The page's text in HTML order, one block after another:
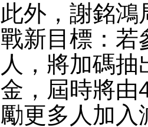
此外，謝銘鴻
戰新目標：若
人，將加碼
金，屆時將由
勵更多人加入